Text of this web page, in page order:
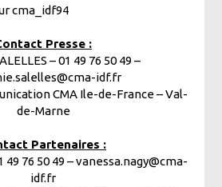
cma_idf94
Presse :
– 01 49 76 50 49 –
idf.fr
CMA Ile-de-France – Val-
de-Marne
Partenaires :
49 76 50 49 – vanessa.nagy@cma-
idf.fr